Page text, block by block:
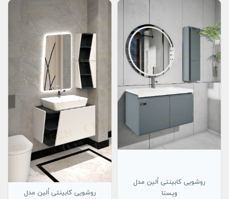
افزودن به سبد
روشویی کابینتی اُلین مدل
ویستا
روشویی کابینتی اُلین مدل